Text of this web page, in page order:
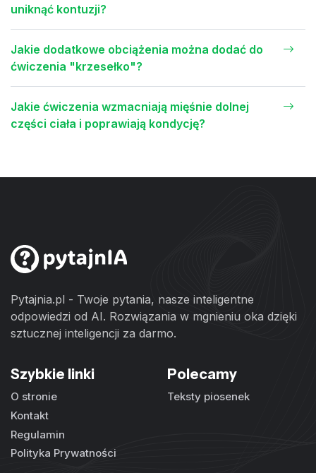
uniknąć kontuzji?
Jakie dodatkowe obciążenia można dodać do
ćwiczenia "krzesełko"?
Jakie ćwiczenia wzmacniają mięśnie dolnej
części ciała i poprawiają kondycję?
Pytajnia.pl - Twoje pytania, nasze inteligentne
odpowiedzi od AI. Rozwiązania w mgnieniu oka dzięki
sztucznej inteligencji za darmo.
Szybkie linki
O stronie
Kontakt
Regulamin
Polityka Prywatności
Polecamy
Teksty piosenek